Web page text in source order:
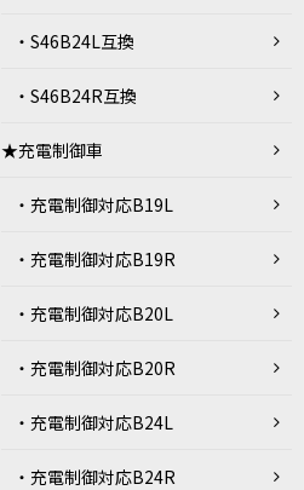
・S46B24L互換
・S46B24R互換
★充電制御車
・充電制御対応B19L
・充電制御対応B19R
・充電制御対応B20L
・充電制御対応B20R
・充電制御対応B24L
・充電制御対応B24R